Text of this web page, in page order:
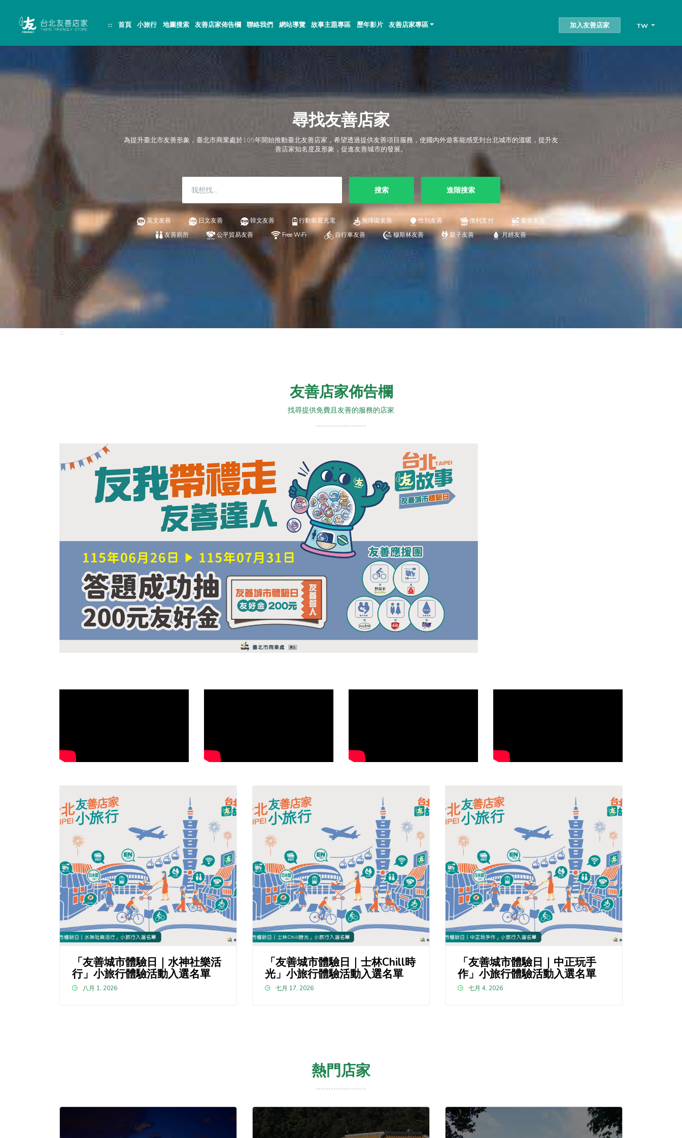
容
::: 首頁 小旅行 地圖搜索 友善店家佈告欄 聯絡我們 網站導覽 故事主題專區 歷年影片 友善店家專區 加入友善店家 TW
尋找友善店家
為提升臺北市友善形象，臺北市商業處於105年開始推動臺北友善店家，希望透過提供友善項目服務，使國內外遊客能感受到台北城市的溫暖，提升友
善店家知名度及形象，促進友善城市的發展。
搜索 進階搜索
英文友善 日文友善 韓文友善 行動裝置充電 無障礙友善 性別友善 便利支付
素食友善
友善廁所
公平貿易友善 Free WiFi 自行車友善 穆斯林友善 親子友善 月經友善
:::
友善店家佈告欄
找尋提供免費且友善的服務的店家
「友善城市體驗日｜水神社樂活
行」小旅行體驗活動入選名單
八月 1, 2026
「友善城市體驗日｜士林Chill時
光」小旅行體驗活動入選名單
七月 17, 2026
「友善城市體驗日｜中正玩手
作」小旅行體驗活動入選名單
七月 4, 2026
熱門店家